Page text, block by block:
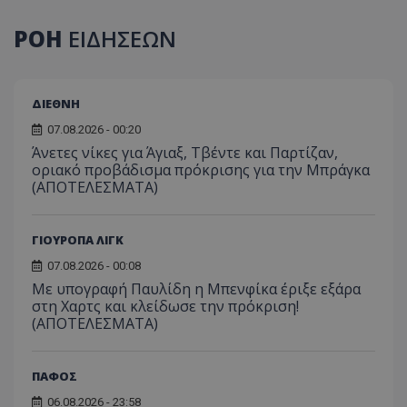
ΡΟΗ ΕΙΔΗΣΕΩΝ
ΔΙΕΘΝΗ
07.08.2026 - 00:20
Άνετες νίκες για Άγιαξ, Τβέντε και Παρτίζαν,
οριακό προβάδισμα πρόκρισης για την Μπράγκα
(ΑΠΟΤΕΛΕΣΜΑΤΑ)
ΓΙΟΥΡΟΠΑ ΛΙΓΚ
07.08.2026 - 00:08
Με υπογραφή Παυλίδη η Μπενφίκα έριξε εξάρα
στη Χαρτς και κλείδωσε την πρόκριση!
(ΑΠΟΤΕΛΕΣΜΑΤΑ)
ΠΑΦΟΣ
06.08.2026 - 23:58